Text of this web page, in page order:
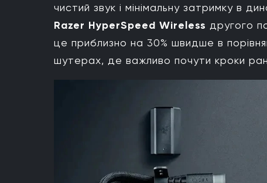
чистий звук і мінімальну затримку в
Razer HyperSpeed Wireless другого
це приблизно на 30% швидше в
шутерах, де важливо почути кроки